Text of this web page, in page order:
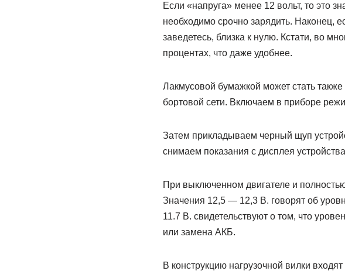
Если «напруга» менее 12 вольт, то это
необходимо срочно зарядить. Наконец,
заведетесь, близка к нулю. Кстати, во
процентах, что даже удобнее.
Лакмусовой бумажкой может стать
бортовой сети. Включаем в приборе
Затем прикладываем черный щуп
снимаем показания с дисплея
При выключенном двигателе и
Значения 12,5 — 12,3 В. говорят об
11.7 В. свидетельствуют о том, что
или замена АКБ.
В конструкцию нагрузочной вилки